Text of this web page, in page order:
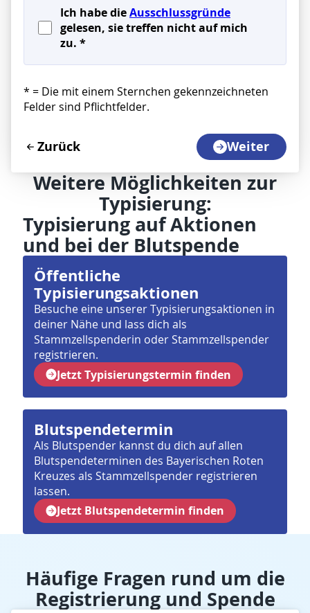
Weitere Möglichkeiten zur
Typisierung:
Typisierung auf Aktionen
und bei der Blutspende
Öffentliche
Typisierungsaktionen
Besuche eine unserer Typisierungsaktionen in
deiner Nähe und lass dich als
Stammzellspenderin oder Stammzellspender
registrieren.
Jetzt Typisierungstermin finden
Blutspendetermin
Als Blutspender kannst du dich auf allen
Blutspendeterminen des Bayerischen Roten
Kreuzes als Stammzellspender registrieren
lassen.
Jetzt Blutspendetermin finden
Häufige Fragen rund um die
Registrierung und Spende